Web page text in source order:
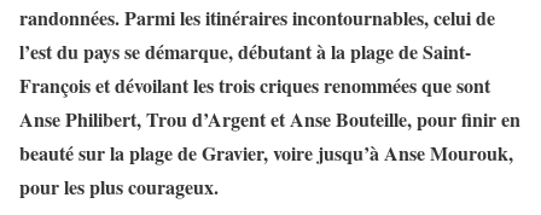
randonnées. Parmi les itinéraires incontournables, celui de
l’est du pays se démarque, débutant à la plage de Saint-
François et dévoilant les trois criques renommées que sont
Anse Philibert, Trou d’Argent et Anse Bouteille, pour finir en
beauté sur la plage de Gravier, voire jusqu’à Anse Mourouk,
pour les plus courageux.